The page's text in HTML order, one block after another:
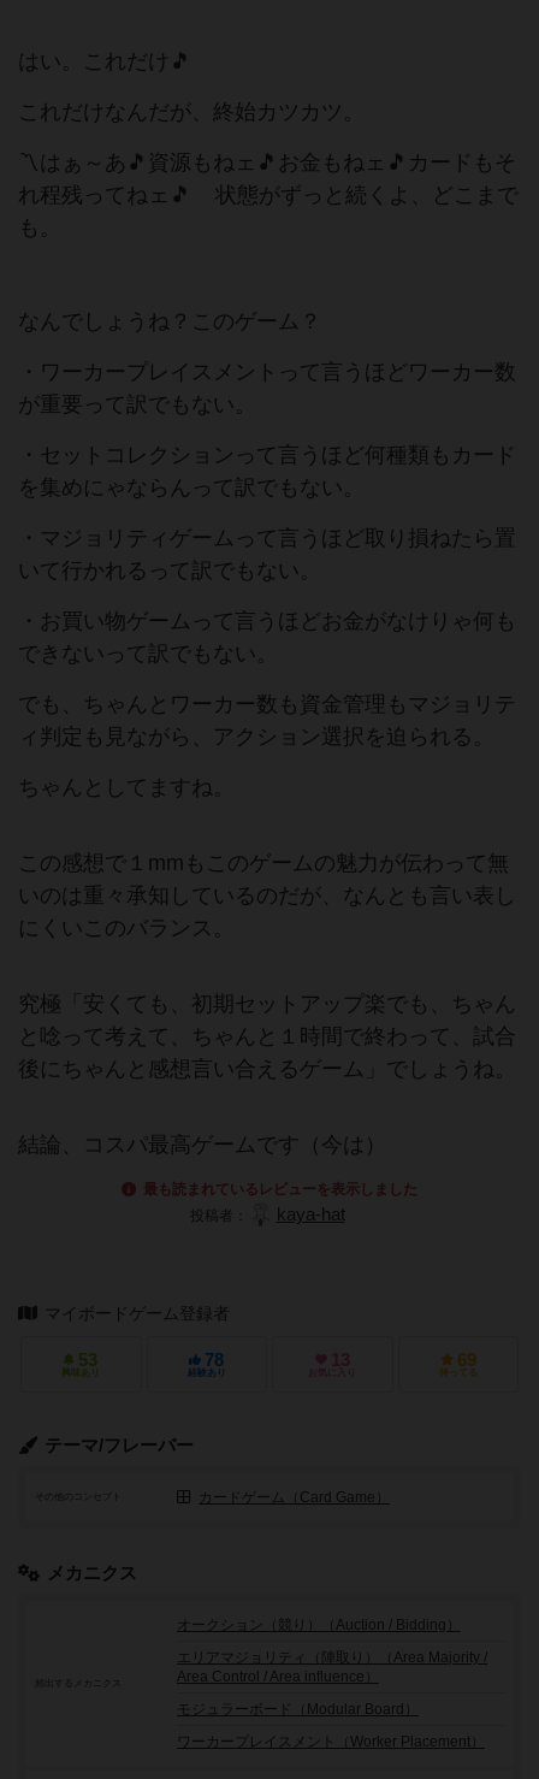
はい。これだけ🎵
これだけなんだが、終始カツカツ。
〽はぁ～あ🎵資源もねェ🎵お金もねェ🎵カードもそ
れ程残ってねェ🎵 状態がずっと続くよ、どこまで
も。
なんでしょうね？このゲーム？
・ワーカープレイスメントって言うほどワーカー数
が重要って訳でもない。
・セットコレクションって言うほど何種類もカード
を集めにゃならんって訳でもない。
・マジョリティゲームって言うほど取り損ねたら置
いて行かれるって訳でもない。
・お買い物ゲームって言うほどお金がなけりゃ何も
できないって訳でもない。
でも、ちゃんとワーカー数も資金管理もマジョリテ
ィ判定も見ながら、アクション選択を迫られる。
ちゃんとしてますね。
この感想で１mmもこのゲームの魅力が伝わって無
いのは重々承知しているのだが、なんとも言い表し
にくいこのバランス。
究極「安くても、初期セットアップ楽でも、ちゃん
と唸って考えて、ちゃんと１時間で終わって、試合
後にちゃんと感想言い合えるゲーム」でしょうね。
結論、コスパ最高ゲームです（今は）
最も読まれているレビューを表示しました
投稿者：
kaya-hat
マイボードゲーム登録者
53
興味あり
78
経験あり
13
お気に入り
69
持ってる
テーマ/フレーバー
その他のコンセプト カードゲーム（Card Game）
メカニクス
頻出するメカニクス
オークション（競り）（Auction / Bidding）
エリアマジョリティ（陣取り）（Area Majority /
Area Control / Area influence）
モジュラーボード（Modular Board）
ワーカープレイスメント（Worker Placement）